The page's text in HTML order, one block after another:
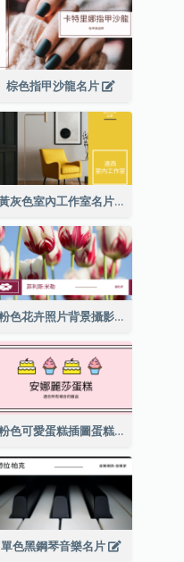
棕色指甲沙龍名片
黃灰色室內工作室名片
粉色花卉照片背景攝影師名片
粉色可愛蛋糕插圖蛋糕店名片
單色黑鋼琴音樂名片